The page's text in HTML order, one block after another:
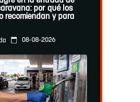
por qué los
recomiendan y para
08-08-2026